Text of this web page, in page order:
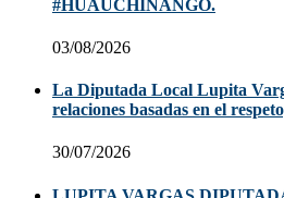
#HUAUCHINANGO.
03/08/2026
La Diputada Local Lupita
relaciones basadas en el
30/07/2026